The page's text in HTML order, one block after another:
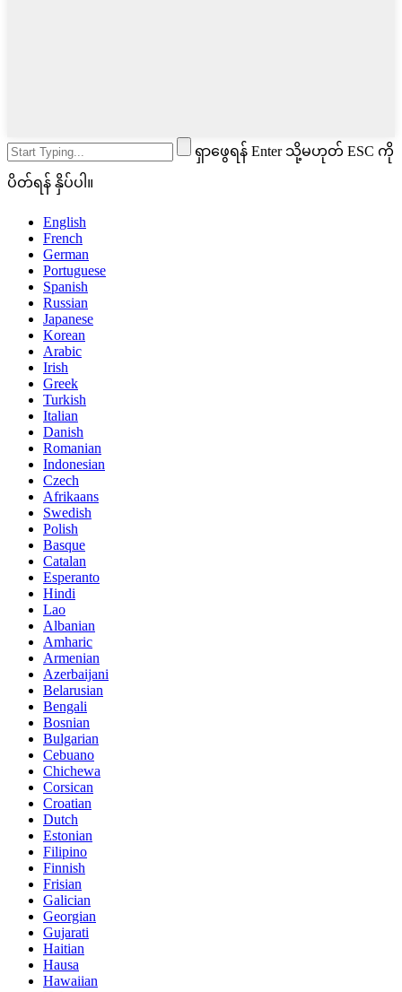
ရှာဖွေရန် Enter သို့မဟုတ် ESC ကို
ပိတ်ရန် နှိပ်ပါ။
English
French
German
Portuguese
Spanish
Russian
Japanese
Korean
Arabic
Irish
Greek
Turkish
Italian
Danish
Romanian
Indonesian
Czech
Afrikaans
Swedish
Polish
Basque
Catalan
Esperanto
Hindi
Lao
Albanian
Amharic
Armenian
Azerbaijani
Belarusian
Bengali
Bosnian
Bulgarian
Cebuano
Chichewa
Corsican
Croatian
Dutch
Estonian
Filipino
Finnish
Frisian
Galician
Georgian
Gujarati
Haitian
Hausa
Hawaiian